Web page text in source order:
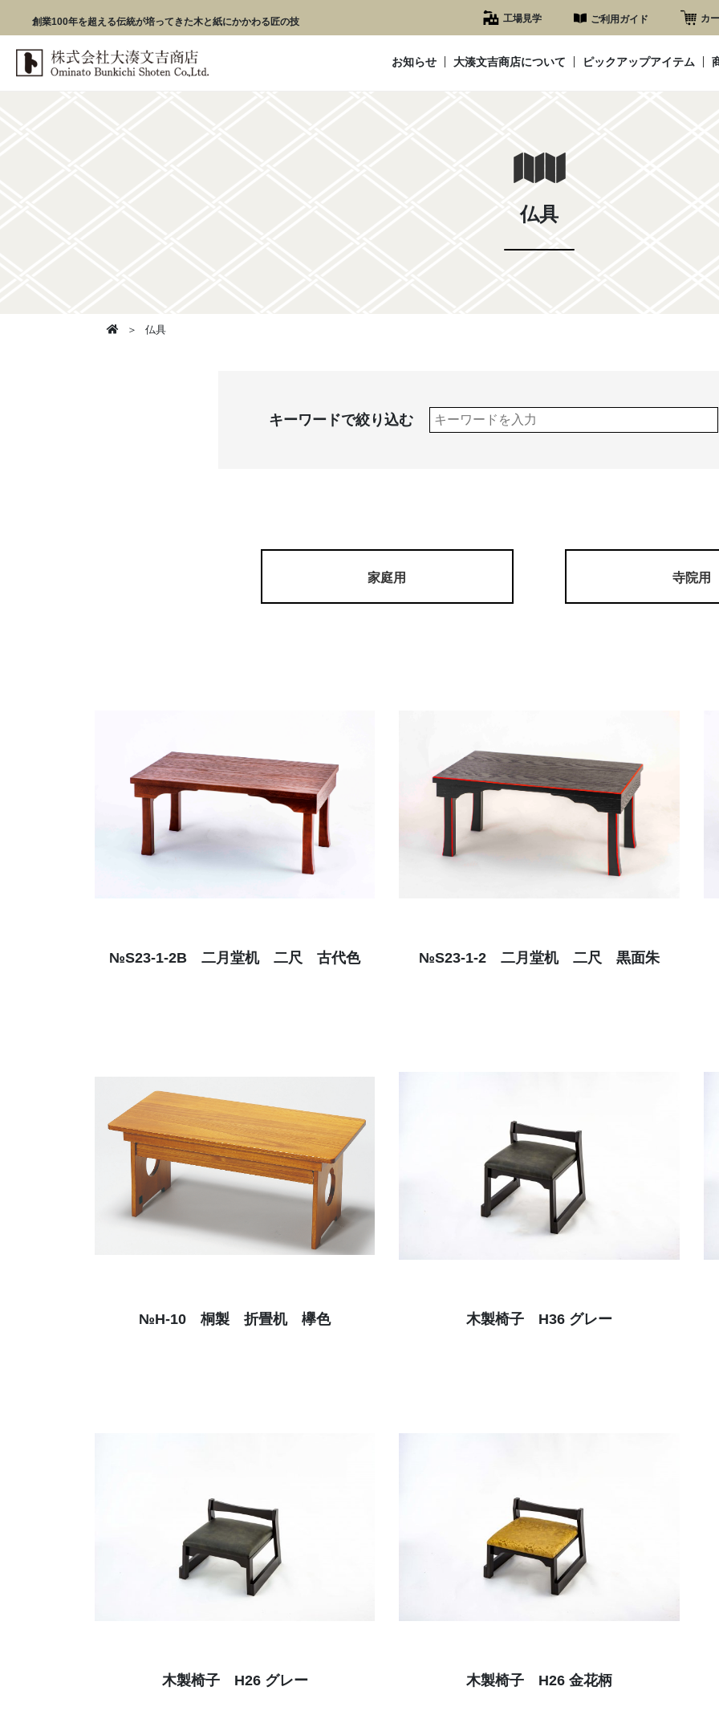
創業100年を超える伝統が培ってきた木と紙にかかわる匠の技 工場見学 ご利用ガイド カ
お知らせ 大湊文吉商店について ピックアップアイテム
仏具
仏具
キーワードで絞り込む
家庭用 寺院用
№S23-1-2B 二月堂机 二尺 古代色 №S23-1-2 二月堂机 二尺 黒面朱
№H-10 桐製 折畳机 欅色 木製椅子 H36 グレー
木製椅子 H26 グレー 木製椅子 H26 金花柄